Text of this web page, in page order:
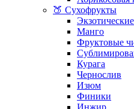
🍑 Сухофрукты
Манго
Фруктовые
Курага
Чернослив
Изюм
Финики
Инжир